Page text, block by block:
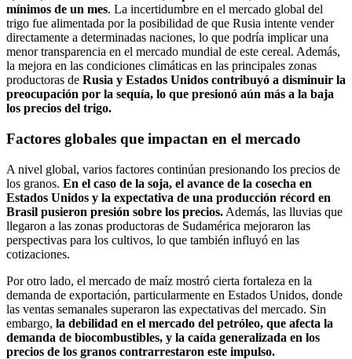
mínimos de un mes. La incertidumbre en el mercado global del
trigo fue alimentada por la posibilidad de que Rusia intente vender
directamente a determinadas naciones, lo que podría implicar una
menor transparencia en el mercado mundial de este cereal. Además,
la mejora en las condiciones climáticas en las principales zonas
productoras de Rusia y Estados Unidos contribuyó a disminuir la
preocupación por la sequía, lo que presionó aún más a la baja
los precios del trigo.
Factores globales que impactan en el mercado
A nivel global, varios factores continúan presionando los precios de
los granos. En el caso de la soja, el avance de la cosecha en
Estados Unidos y la expectativa de una producción récord en
Brasil pusieron presión sobre los precios. Además, las lluvias que
llegaron a las zonas productoras de Sudamérica mejoraron las
perspectivas para los cultivos, lo que también influyó en las
cotizaciones.
Por otro lado, el mercado de maíz mostró cierta fortaleza en la
demanda de exportación, particularmente en Estados Unidos, donde
las ventas semanales superaron las expectativas del mercado. Sin
embargo, la debilidad en el mercado del petróleo, que afecta la
demanda de biocombustibles, y la caída generalizada en los
precios de los granos contrarrestaron este impulso.